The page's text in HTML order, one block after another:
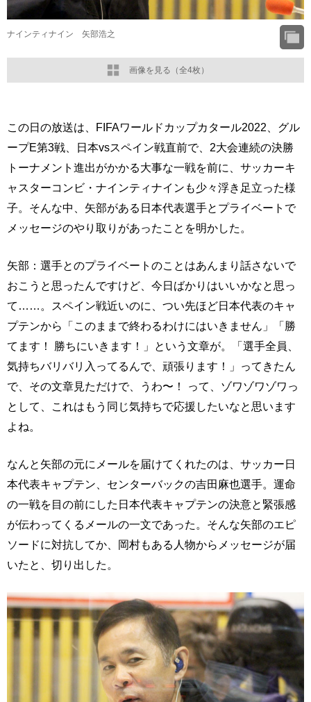
画像を見る（全4枚）
ナインティナイン 矢部浩之
この日の放送は、FIFAワールドカップカタール2022、グル
ープE第3戦、日本vsスペイン戦直前で、2大会連続の決勝
トーナメント進出がかかる大事な一戦を前に、サッカーキ
ャスターコンビ・ナインティナインも少々浮き足立った様
子。そんな中、矢部がある日本代表選手とプライベートで
メッセージのやり取りがあったことを明かした。
矢部：選手とのプライベートのことはあんまり話さないで
おこうと思ったんですけど、今日ばかりはいいかなと思っ
て……。スペイン戦近いのに、つい先ほど日本代表のキャ
プテンから「このままで終わるわけにはいきません」「勝
てます！ 勝ちにいきます！」という文章が。「選手全員、
気持ちバリバリ入ってるんで、頑張ります！」ってきたん
で、その文章見ただけで、うわ〜！ って、ゾワゾワゾワっ
として、これはもう同じ気持ちで応援したいなと思います
よね。
なんと矢部の元にメールを届けてくれたのは、サッカー日
本代表キャプテン、センターバックの吉田麻也選手。運命
の一戦を目の前にした日本代表キャプテンの決意と緊張感
が伝わってくるメールの一文であった。そんな矢部のエピ
ソードに対抗してか、岡村もある人物からメッセージが届
いたと、切り出した。